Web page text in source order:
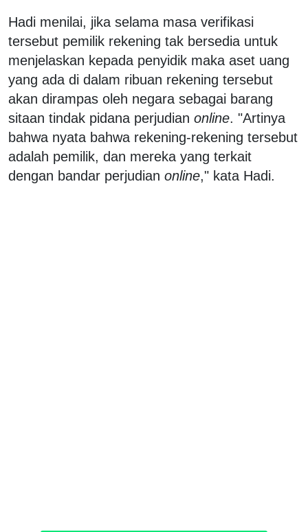
Hadi menilai, jika selama masa verifikasi
tersebut pemilik rekening tak bersedia untuk
menjelaskan kepada penyidik maka aset uang
yang ada di dalam ribuan rekening tersebut
akan dirampas oleh negara sebagai barang
sitaan tindak pidana perjudian online. "Artinya
bahwa nyata bahwa rekening-rekening tersebut
adalah pemilik, dan mereka yang terkait
dengan bandar perjudian online," kata Hadi.